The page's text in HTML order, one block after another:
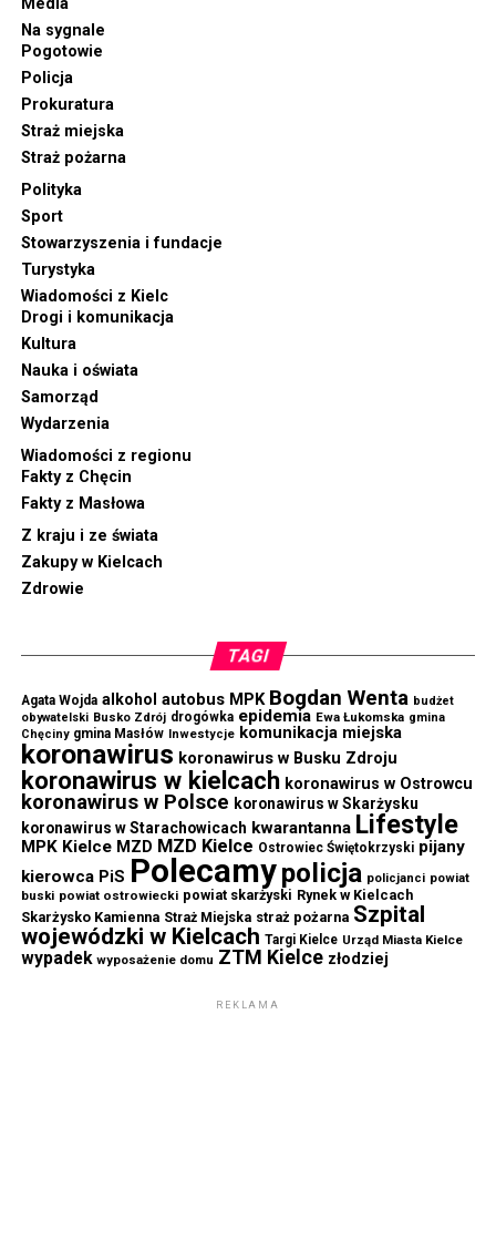
Na sygnale
Pogotowie
Policja
Prokuratura
Straż miejska
Straż pożarna
Polityka
Sport
Stowarzyszenia i fundacje
Turystyka
Wiadomości z Kielc
Drogi i komunikacja
Kultura
Nauka i oświata
Samorząd
Wydarzenia
Wiadomości z regionu
Fakty z Chęcin
Fakty z Masłowa
Z kraju i ze świata
Zakupy w Kielcach
Zdrowie
TAGI
Agata Wojda alkohol autobus MPK Bogdan Wenta budżet
obywatelski Busko Zdrój drogówka epidemia Ewa Łukomska gmina
Chęciny gmina Masłów Inwestycje komunikacja miejska
koronawirus koronawirus w Busku Zdroju
koronawirus w kielcach koronawirus w Ostrowcu
koronawirus w Polsce koronawirus w Skarżysku
koronawirus w Starachowicach kwarantanna Lifestyle
MPK Kielce MZD MZD Kielce Ostrowiec Świętokrzyski pijany
kierowca PiS Polecamypolicja policjanci powiat
buski powiat ostrowiecki powiat skarżyski Rynek w Kielcach
Skarżysko Kamienna Straż Miejska straż pożarna Szpital
wojewódzki w Kielcach Targi Kielce Urząd Miasta Kielce
wypadek wyposażenie domu ZTM Kielce złodziej
REKLAMA